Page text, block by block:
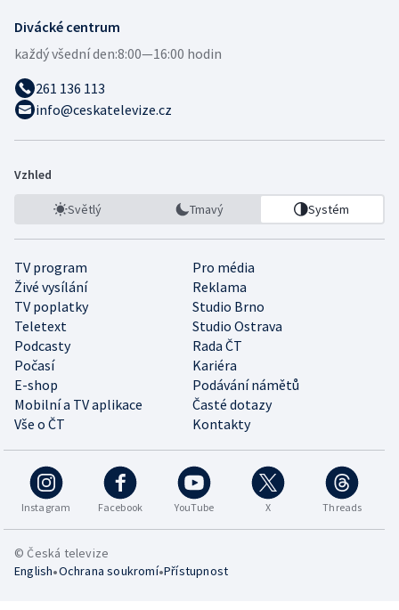
Divácké centrum
každý všední den:8:00—16:00 hodin
261 136 113
info@ceskatelevize.cz
Vzhled
Světlý Tmavý Systém
TV program
Pro média
Živé vysílání
Reklama
TV poplatky
Studio Brno
Teletext
Studio Ostrava
Podcasty
Rada ČT
Počasí
Kariéra
E-shop
Podávání námětů
Mobilní a TV aplikace
Časté dotazy
Vše o ČT
Kontakty
Instagram Facebook YouTube X Threads
© Česká televize
English•Ochrana soukromí•Přístupnost